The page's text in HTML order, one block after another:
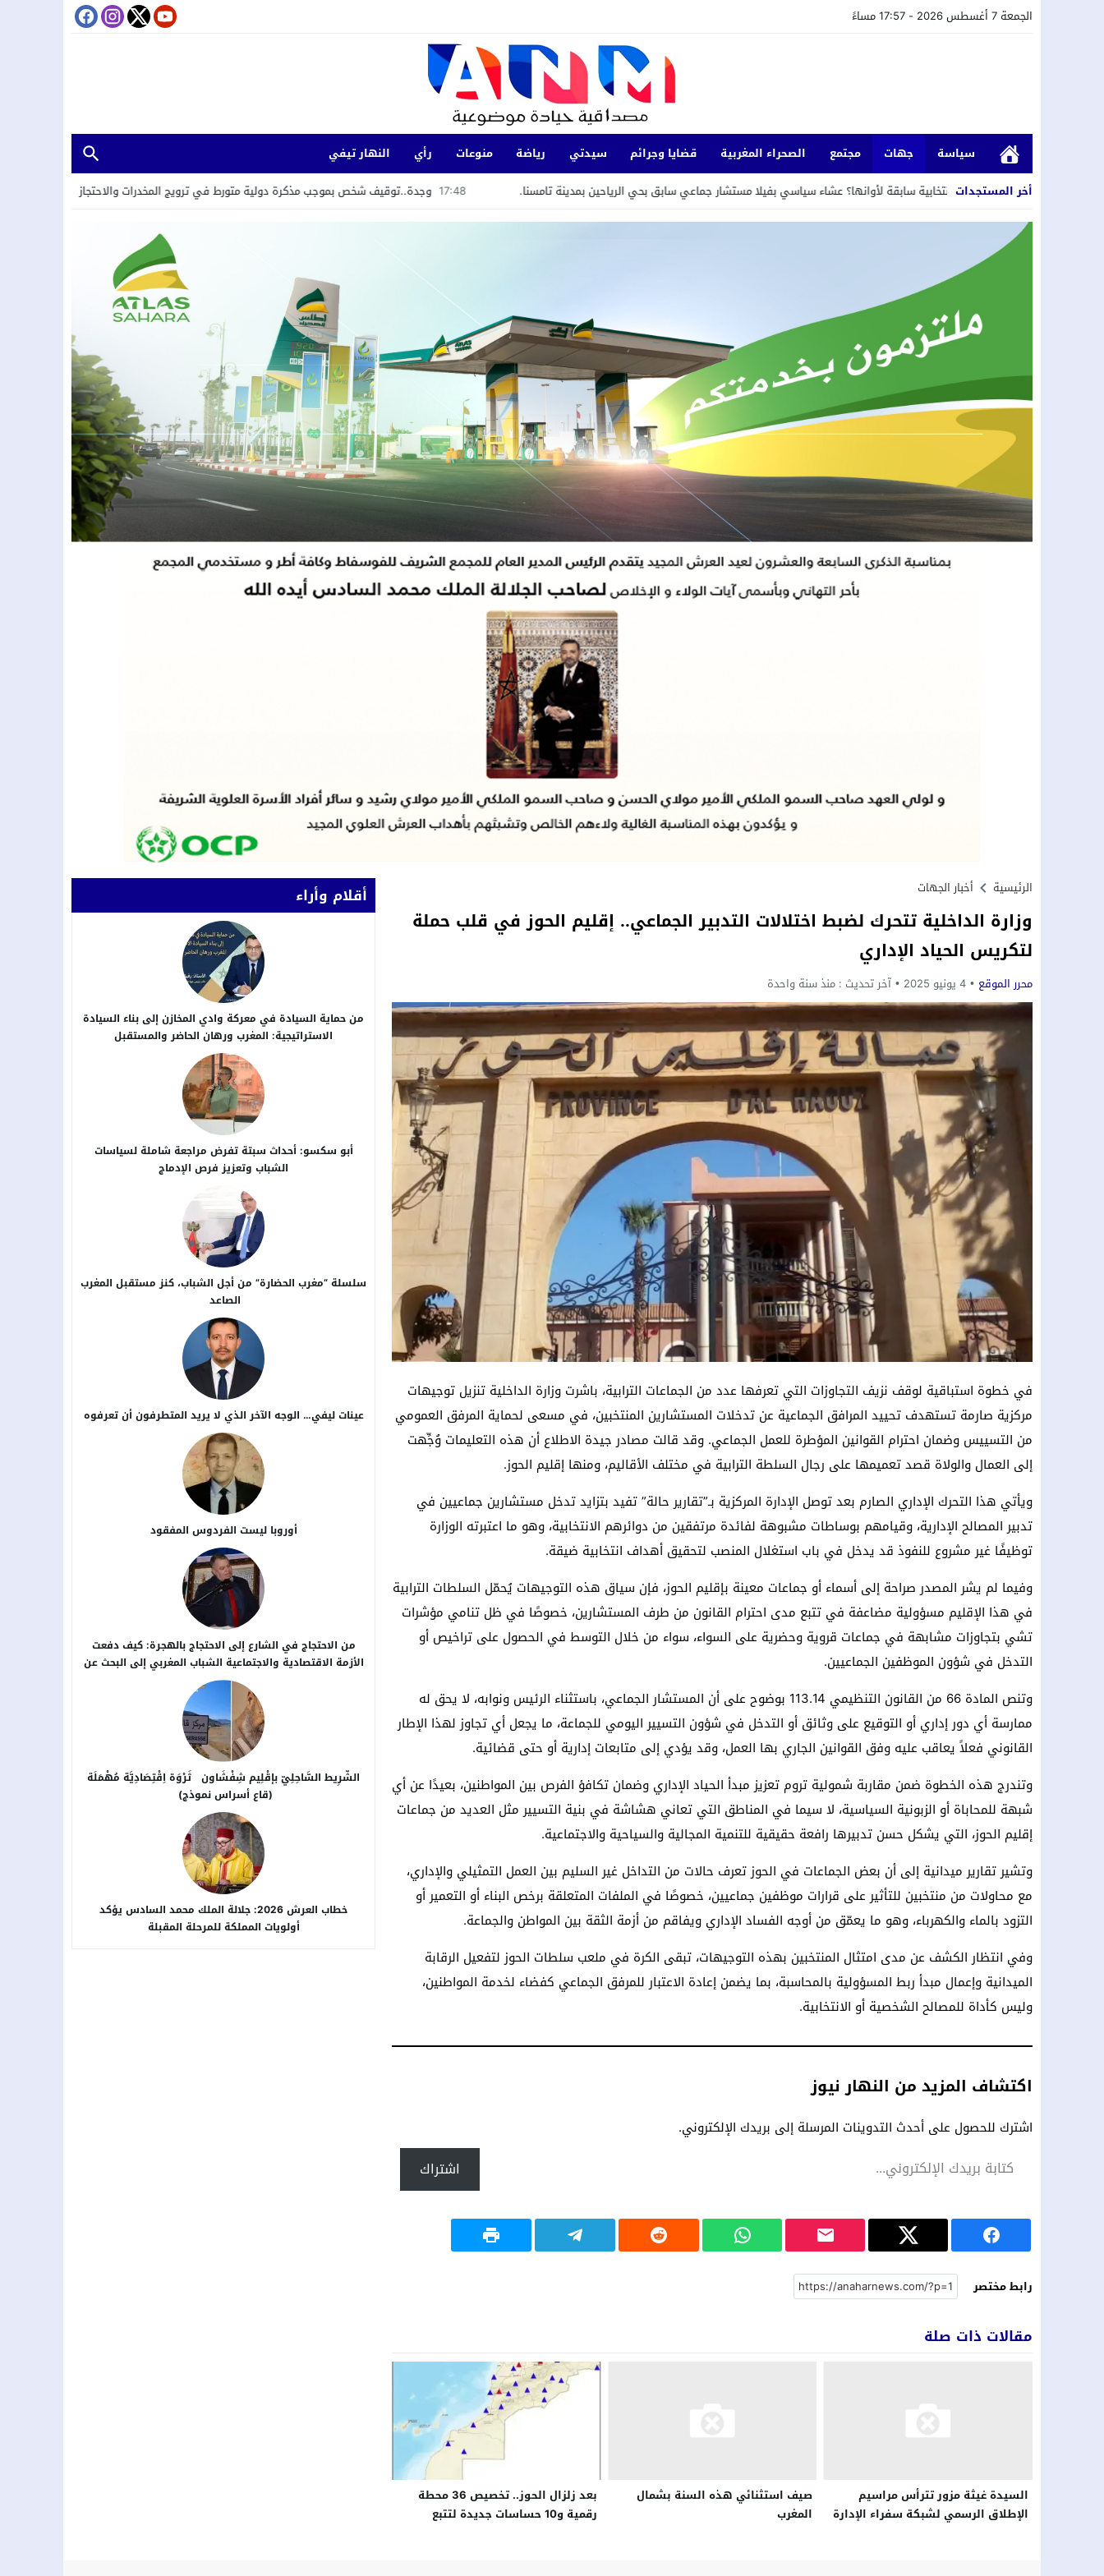
الجمعة 7 أغسطس 2026 - 17:57 مساءً
سياسة جهات مجتمع الصحراء المغربية قضايا وجرائم سيدتي رياضة منوعات رأي
النهار تيفي
أخر المستجدات
17:48 وجدة..توقيف شخص بموجب مذكرة دولية متورط في ترويج المخدرات والاحتجاز والعنف المرتكبين في إطار شبكة حملة انتخابية سابقة لأوانها؟ عشاء سياسي بفيلا مستشار جماعي سابق بحي الرياحين بمدينة تامسنا.
الرئيسية أخبار الجهات
وزارة الداخلية تتحرك لضبط اختلالات التدبير الجماعي.. إقليم الحوز في قلب حملة
لتكريس الحياد الإداري
محرر الموقع 4 يونيو 2025 آخر تحديث : منذ سنة واحدة
في خطوة استباقية لوقف نزيف التجاوزات التي تعرفها عدد من الجماعات الترابية، باشرت وزارة الداخلية تنزيل توجيهات
مركزية صارمة تستهدف تحييد المرافق الجماعية عن تدخلات المستشارين المنتخبين، في مسعى لحماية المرفق العمومي
من التسييس وضمان احترام القوانين المؤطرة للعمل الجماعي. وقد قالت مصادر جيدة الاطلاع أن هذه التعليمات وُجِّهت
إلى العمال والولاة قصد تعميمها على رجال السلطة الترابية في مختلف الأقاليم، ومنها إقليم الحوز.
ويأتي هذا التحرك الإداري الصارم بعد توصل الإدارة المركزية بـ”تقارير حالة” تفيد بتزايد تدخل مستشارين جماعيين في
تدبير المصالح الإدارية، وقيامهم بوساطات مشبوهة لفائدة مرتفقين من دوائرهم الانتخابية، وهو ما اعتبرته الوزارة
توظيفًا غير مشروع للنفوذ قد يدخل في باب استغلال المنصب لتحقيق أهداف انتخابية ضيقة.
وفيما لم يشر المصدر صراحة إلى أسماء أو جماعات معينة بإقليم الحوز، فإن سياق هذه التوجيهات يُحمّل السلطات الترابية
في هذا الإقليم مسؤولية مضاعفة في تتبع مدى احترام القانون من طرف المستشارين، خصوصًا في ظل تنامي مؤشرات
تشي بتجاوزات مشابهة في جماعات قروية وحضرية على السواء، سواء من خلال التوسط في الحصول على تراخيص أو
التدخل في شؤون الموظفين الجماعيين.
وتنص المادة 66 من القانون التنظيمي 113.14 بوضوح على أن المستشار الجماعي، باستثناء الرئيس ونوابه، لا يحق له
ممارسة أي دور إداري أو التوقيع على وثائق أو التدخل في شؤون التسيير اليومي للجماعة، ما يجعل أي تجاوز لهذا الإطار
القانوني فعلاً يعاقب عليه وفق القوانين الجاري بها العمل، وقد يؤدي إلى متابعات إدارية أو حتى قضائية.
وتندرج هذه الخطوة ضمن مقاربة شمولية تروم تعزيز مبدأ الحياد الإداري وضمان تكافؤ الفرص بين المواطنين، بعيدًا عن أي
شبهة للمحاباة أو الزبونية السياسية، لا سيما في المناطق التي تعاني هشاشة في بنية التسيير مثل العديد من جماعات
إقليم الحوز، التي يشكل حسن تدبيرها رافعة حقيقية للتنمية المجالية والسياحية والاجتماعية.
وتشير تقارير ميدانية إلى أن بعض الجماعات في الحوز تعرف حالات من التداخل غير السليم بين العمل التمثيلي والإداري،
مع محاولات من منتخبين للتأثير على قرارات موظفين جماعيين، خصوصًا في الملفات المتعلقة برخص البناء أو التعمير أو
التزود بالماء والكهرباء، وهو ما يعمّق من أوجه الفساد الإداري ويفاقم من أزمة الثقة بين المواطن والجماعة.
وفي انتظار الكشف عن مدى امتثال المنتخبين بهذه التوجيهات، تبقى الكرة في ملعب سلطات الحوز لتفعيل الرقابة
الميدانية وإعمال مبدأ ربط المسؤولية بالمحاسبة، بما يضمن إعادة الاعتبار للمرفق الجماعي كفضاء لخدمة المواطنين،
وليس كأداة للمصالح الشخصية أو الانتخابية.
اكتشاف المزيد من النهار نيوز
اشترك للحصول على أحدث التدوينات المرسلة إلى بريدك الإلكتروني.
اشتراك
رابط مختصر
مقالات ذات صلة
السيدة غيثة مزور تترأس مراسيم
الإطلاق الرسمي لشبكة سفراء الإدارة
صيف استثنائي هذه السنة بشمال
المغرب
بعد زلزال الحوز.. تخصيص 36 محطة
رقمية و10 حساسات جديدة لتتبع
أقلام وأراء
من حماية السيادة في معركة وادي المخازن إلى بناء السيادة
الاستراتيجية: المغرب ورهان الحاضر والمستقبل
أبو سكسو: أحداث سبتة تفرض مراجعة شاملة لسياسات
الشباب وتعزيز فرص الإدماج
سلسلة “مغرب الحضارة” من أجل ​الشباب، كنز مستقبل المغرب
الصاعد
عينات ليفي… الوجه الآخر الذي لا يريد المتطرفون أن تعرفوه
أوروبا ليست الفردوس المفقود
من الاحتجاج في الشارع إلى الاحتجاج بالهجرة: كيف دفعت
الأزمة الاقتصادية والاجتماعية الشباب المغربي إلى البحث عن
بدائل خارج الوطن؟
الشَّرِيط السَّاحِلِيّ بإقْلِيم شِفْشَاون ثَرْوَة اِقْتِصَادِيَّة مُهْمَلَة
(قاع أسراس نموذج)
خطاب العرش 2026: جلالة الملك محمد السادس يؤكد
أولويات المملكة للمرحلة المقبلة